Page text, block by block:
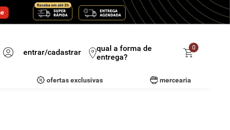
entrar/cadastrar
qual a forma de
entrega?
0
ofertas exclusivas mercearia